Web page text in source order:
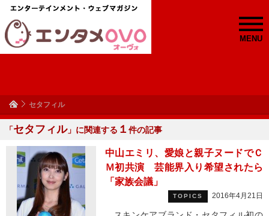
MENU
セタフィル
「セタフィル」に関連する １ 件の記事
中山エミリ、愛娘と親子ヌードでＣ
Ｍ初共演 芸能界入り希望されたら
「家族会議」
TOPICS 2016年4月21日